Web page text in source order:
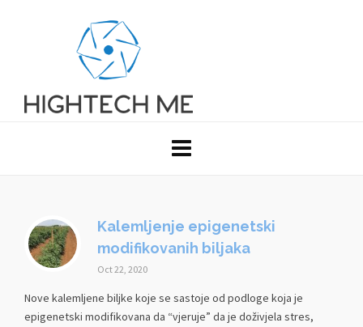
Kalemljenje epigenetski
modifikovanih biljaka
Oct 22, 2020
Nove kalemljene biljke koje se sastoje od podloge koja je
epigenetski modifikovana da “vjeruje” da je doživjela stres,